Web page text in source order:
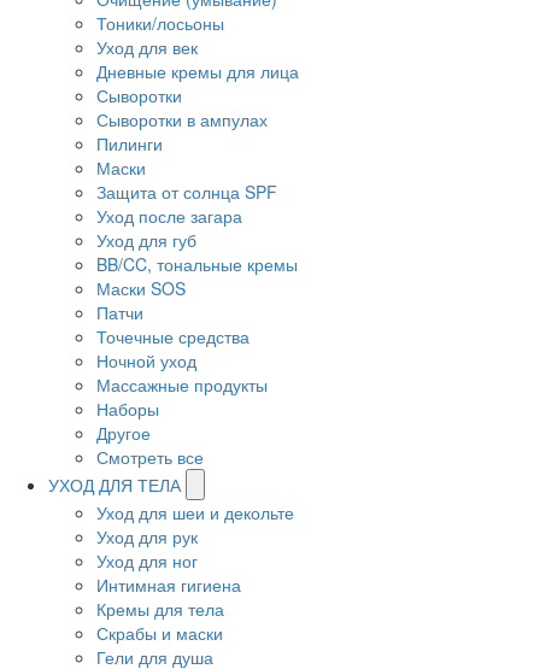
Тоники/лосьоны
Уход для век
Дневные кремы для лица
Сыворотки
Сыворотки в ампулах
Пилинги
Маски
Защита от солнца SPF
Уход после загара
Уход для губ
BB/CC, тональные кремы
Маски SOS
Патчи
Точечные средства
Ночной уход
Массажные продукты
Наборы
Другое
Смотреть все
УХОД ДЛЯ ТЕЛА
Уход для шеи и декольте
Уход для рук
Уход для ног
Интимная гигиена
Кремы для тела
Скрабы и маски
Гели для душа